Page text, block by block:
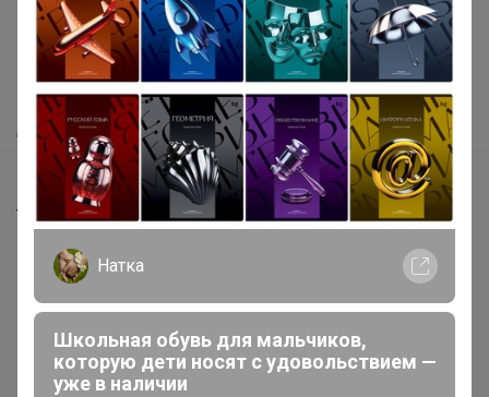
Как здесь все устроено?
Как сделать заказ?
Как получить?
Доставка
Шоурумы
Торговые марки
Наша команда
В наличии
Подарочные сертификаты
Реклама на сайте
Натка
Школьная обувь для мальчиков,
которую дети носят с удовольствием —
уже в наличии